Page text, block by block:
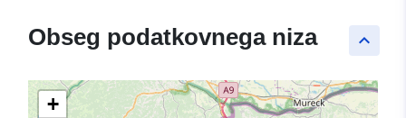
keyboard_arrow_up
Obseg podatkovnega niza
+